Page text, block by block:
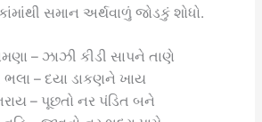
સમાન અર્થવાળું જોડકું શોધો.
– ઝાઝી કીડી સાપને તાણે
– દયા ડાકણને ખાય
– પૂછતો નર પંડિત બને